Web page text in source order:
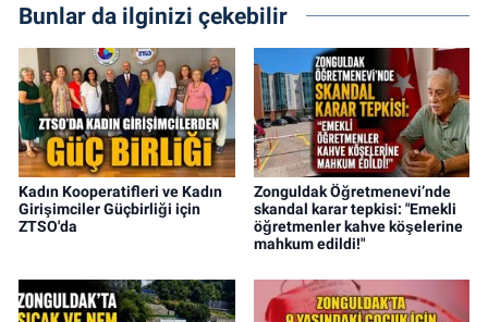
Bunlar da ilginizi çekebilir
Kadın Kooperatifleri ve Kadın
Girişimciler Güçbirliği için
ZTSO'da
Zonguldak Öğretmenevi’nde
skandal karar tepkisi: "Emekli
öğretmenler kahve köşelerine
mahkum edildi!"